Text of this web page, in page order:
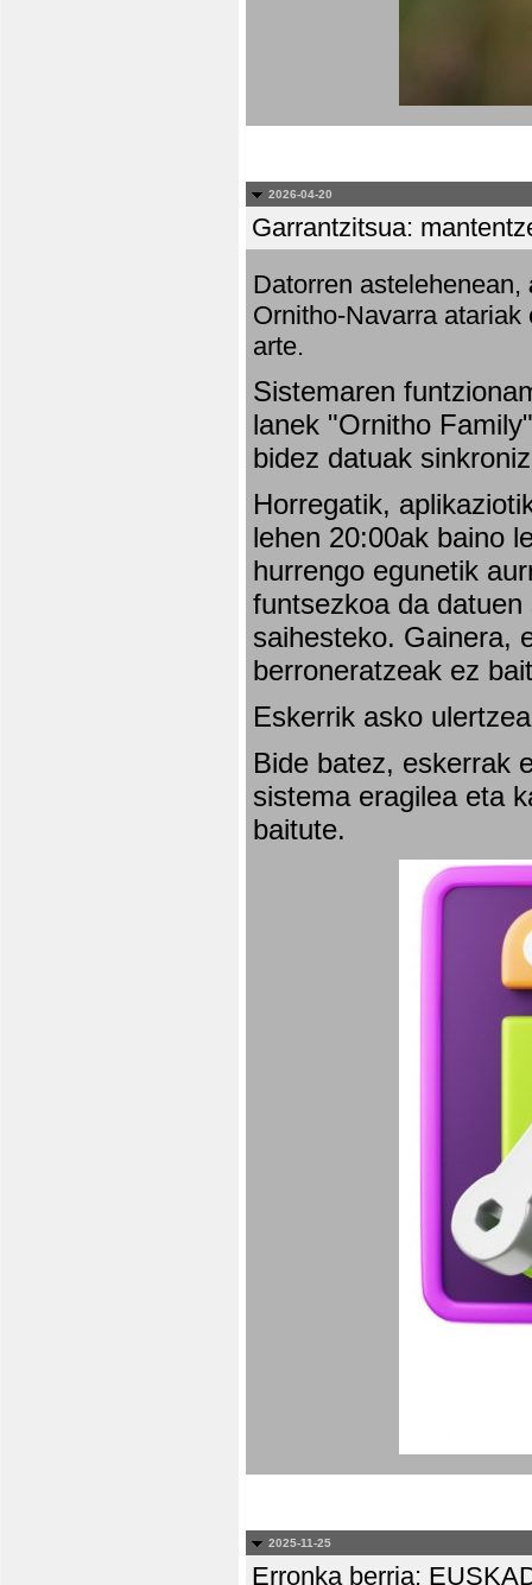
2026-04-20
Garrantzitsua:
Datorren astelehenean,
Ornitho-Navarra
arte.
Sistemaren
lanek "Ornitho
bidez datuak
Horregatik,
lehen 20:00ak baino
hurrengo egunetik
funtsezkoa da
saihesteko. Gainera,
berroneratzeak ez
Eskerrik asko
Bide batez, eskerrak
sistema eragilea eta
baitute.
2025-11-25
Erronka berria: